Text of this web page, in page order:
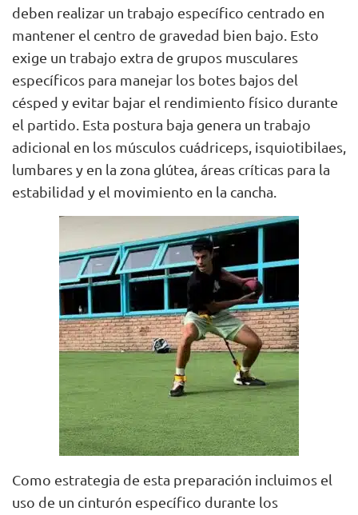
deben realizar un trabajo específico centrado en
mantener el centro de gravedad bien bajo. Esto
exige un trabajo extra de grupos musculares
específicos para manejar los botes bajos del
césped y evitar bajar el rendimiento físico durante
el partido. Esta postura baja genera un trabajo
adicional en los músculos cuádriceps, isquiotibilaes,
lumbares y en la zona glútea, áreas críticas para la
estabilidad y el movimiento en la cancha.
Como estrategia de esta preparación incluimos el
uso de un cinturón específico durante los